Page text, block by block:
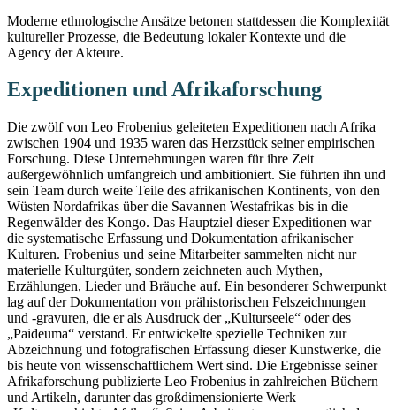
Moderne ethnologische Ansätze betonen stattdessen die Komplexität
kultureller Prozesse, die Bedeutung lokaler Kontexte und die
Agency der Akteure.
Expeditionen und Afrikaforschung
Die zwölf von Leo Frobenius geleiteten Expeditionen nach Afrika
zwischen 1904 und 1935 waren das Herzstück seiner empirischen
Forschung. Diese Unternehmungen waren für ihre Zeit
außergewöhnlich umfangreich und ambitioniert. Sie führten ihn und
sein Team durch weite Teile des afrikanischen Kontinents, von den
Wüsten Nordafrikas über die Savannen Westafrikas bis in die
Regenwälder des Kongo. Das Hauptziel dieser Expeditionen war
die systematische Erfassung und Dokumentation afrikanischer
Kulturen. Frobenius und seine Mitarbeiter sammelten nicht nur
materielle Kulturgüter, sondern zeichneten auch Mythen,
Erzählungen, Lieder und Bräuche auf. Ein besonderer Schwerpunkt
lag auf der Dokumentation von prähistorischen Felszeichnungen
und -gravuren, die er als Ausdruck der „Kulturseele“ oder des
„Paideuma“ verstand. Er entwickelte spezielle Techniken zur
Abzeichnung und fotografischen Erfassung dieser Kunstwerke, die
bis heute von wissenschaftlichem Wert sind. Die Ergebnisse seiner
Afrikaforschung publizierte Leo Frobenius in zahlreichen Büchern
und Artikeln, darunter das großdimensionierte Werk